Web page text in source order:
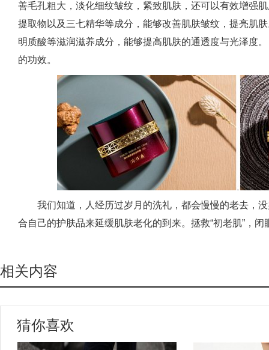
善毛孔粗大，淡化细纹皱纹，紧致肌肤，还可以有效增强
提取物以及三七精华等成分，能够改善肌肤皱纹，提亮肌
明质酸等滋润滋养成分，能够提高肌肤的通透度与光泽度
的功效。
我们知道，人经历过岁月的洗礼，都会慢慢的老去，
合自己的护肤品来延缓肌肤老化的到来。拯救“初老肌”，
相关内容
猜你喜欢